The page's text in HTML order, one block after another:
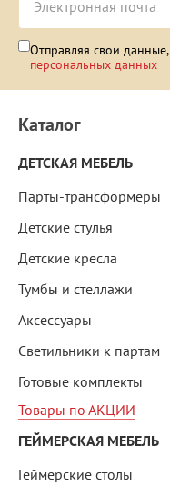
Отправляя свои
персональных данных
Каталог
ДЕТСКАЯ МЕБЕЛЬ
Парты-трансформеры
Детские стулья
Детские кресла
Тумбы и стеллажи
Аксессуары
Светильники к партам
Готовые комплекты
Товары по АКЦИИ
ГЕЙМЕРСКАЯ МЕБЕЛЬ
Геймерские столы